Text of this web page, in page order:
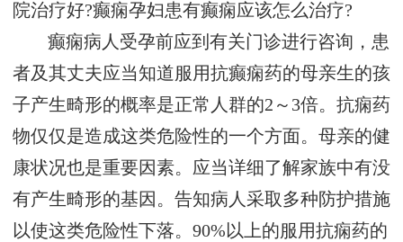
院治疗好?癫痫孕妇患有癫痫应该怎么治疗?
癫痫病人受孕前应到有关门诊进行咨询，患
者及其丈夫应当知道服用抗癫痫药的母亲生的孩
子产生畸形的概率是正常人群的2～3倍。抗痫药
物仅仅是造成这类危险性的一个方面。母亲的健
康状况也是重要因素。应当详细了解家族中有没
有产生畸形的基因。告知病人采取多种防护措施
以使这类危险性下落。90%以上的服用抗痫药的